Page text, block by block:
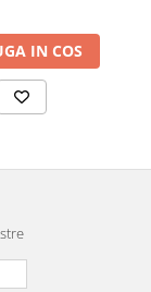
IN COS